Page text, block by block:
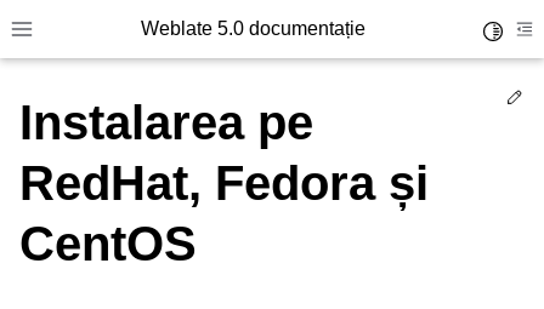
Toggle site navigation sidebar
Weblate 5.0 documentație
Instalarea pe
RedHat, Fedora și
CentOS